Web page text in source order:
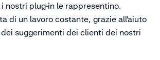
nostri plug-in le rappresentino.
di un lavoro costante, grazie all'aiuto
suggerimenti dei clienti dei nostri